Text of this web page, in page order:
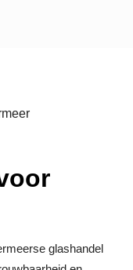
glashandel